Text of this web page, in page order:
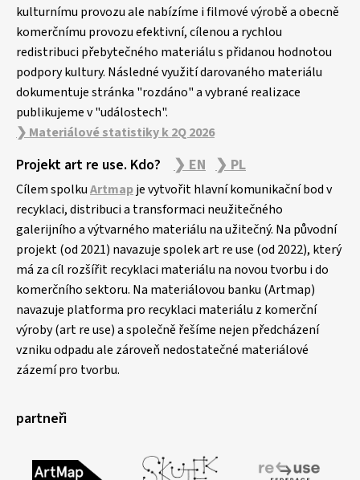
kulturnímu provozu ale nabízíme i filmové výrobě a obecně
komerčnímu provozu efektivní, cílenou a rychlou
redistribuci přebytečného materiálu s přidanou hodnotou
podpory kultury. Následné využití darovaného materiálu
dokumentuje stránka "rozdáno" a vybrané realizace
publikujeme v "událostech".
❯ Materiálové statistiky k 2Q 2026
Projekt art re use. Kdo? ❯ EN ❯ PL
Cílem spolkuArtmapje vytvořit hlavní komunikační bod v
recyklaci, distribuci a transformaci neužitečného
galerijního a výtvarného materiálu na užitečný. Na původní
projekt (od 2021) navazuje spolek art re use (od 2022), který
má za cíl rozšířit recyklaci materiálu na novou tvorbu i do
komerčního sektoru. Na materiálovou banku (Artmap)
navazuje platforma pro recyklaci materiálu z komerční
výroby (art re use) a společně řešíme nejen předcházení
vzniku odpadu ale zároveň nedostatečné materiálové
zázemí pro tvorbu.
partneři